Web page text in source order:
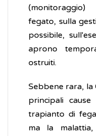
fegato, sulla
possibile,
aprono
ostruiti.
Sebbene rara, la
principali
trapianto di
ma la